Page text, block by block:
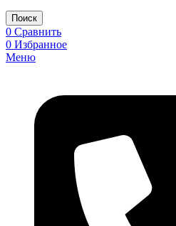
Поиск
0 Сравнить
0 Избранное
Меню